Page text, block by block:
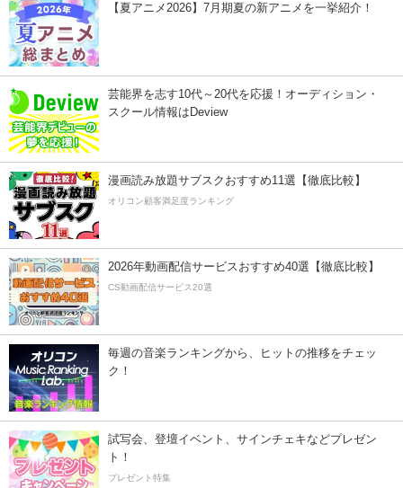
【夏アニメ2026】7月期夏の新アニメを一挙紹介！
芸能界を志す10代～20代を応援！オーディション・
スクール情報はDeview
漫画読み放題サブスクおすすめ11選【徹底比較】
オリコン顧客満足度ランキング
2026年動画配信サービスおすすめ40選【徹底比較】
CS動画配信サービス20選
毎週の音楽ランキングから、ヒットの推移をチェッ
ク！
試写会、登壇イベント、サインチェキなどプレゼン
ト！
プレゼント特集